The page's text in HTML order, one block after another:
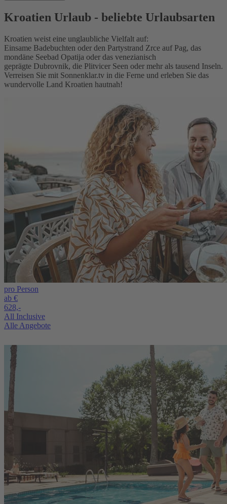
Kroatien Urlaub - beliebte Urlaubsarten
Kroatien weist eine unglaubliche Vielfalt auf:
Einsame Badebuchten oder den Partystrand Zrce auf Pag, das
mondäne Seebad Opatija oder das venezianisch
geprägte Dubrovnik, die Plitvicer Seen oder mehr als tausend Inseln.
Verreisen Sie mit Sonnenklar.tv in die Ferne und erleben Sie das
wundervolle Land Kroatien hautnah!
pro Person
ab €
628,-
All Inclusive
Alle Angebote